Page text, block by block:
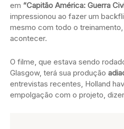
em “Capitão América: Guerra
impressionou ao fazer um
mesmo com todo o
acontecer.
O filme, que estava sendo
Glasgow, terá sua produção
entrevistas recentes, Holland
empolgação com o projeto,